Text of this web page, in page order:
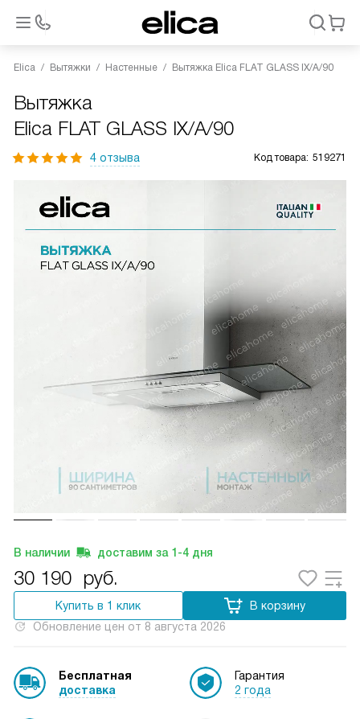
Elica Вытяжки Настенные Вытяжка Elica FLAT GLASS IX/A/90
Вытяжка
Elica FLAT GLASS IX/A/90
4 отзыва Код товара: 519271
В наличии доставим за 1-4 дня
30 190 руб.
Купить в 1 клик
В корзину
Обновление цен от 8 августа 2026
Бесплатная
доставка
Гарантия
2 года